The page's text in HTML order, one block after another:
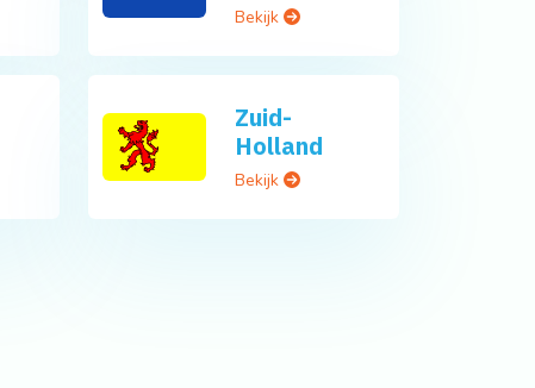
Bekijk
Zuid-
Holland
Bekijk